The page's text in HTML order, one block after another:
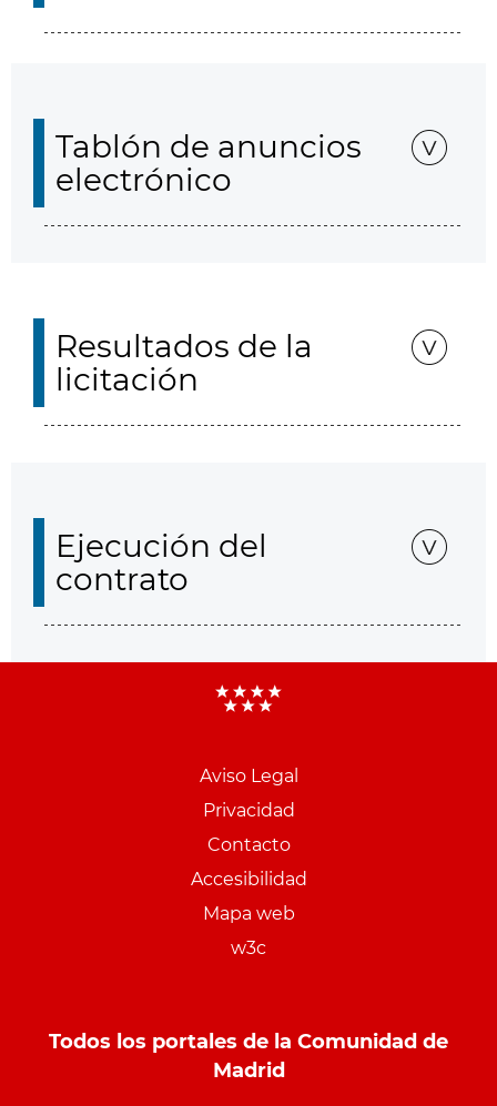
Tablón de anuncios
electrónico
Resultados de la
licitación
Ejecución del
contrato
Aviso Legal
Privacidad
Contacto
Accesibilidad
Mapa web
w3c
Todos los portales de la Comunidad de
Madrid